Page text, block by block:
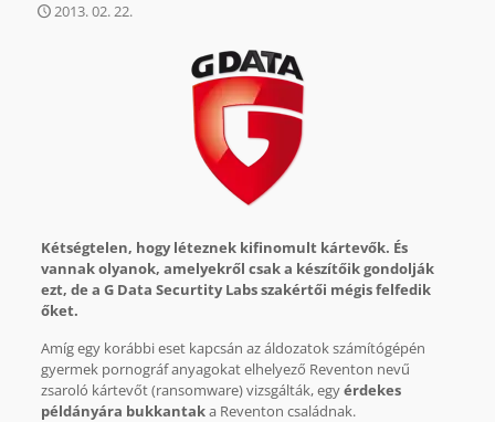
2013. 02. 22.
Kétségtelen, hogy léteznek kifinomult kártevők. És
vannak olyanok, amelyekről csak a készítőik gondolják
ezt, de a G Data Securtity Labs szakértői mégis felfedik
őket.
Amíg egy korábbi eset kapcsán az áldozatok számítógépén
gyermek pornográf anyagokat elhelyező Reventon nevű
zsaroló kártevőt (ransomware) vizsgálták, egyérdekes
példányára bukkantaka Reventon családnak.